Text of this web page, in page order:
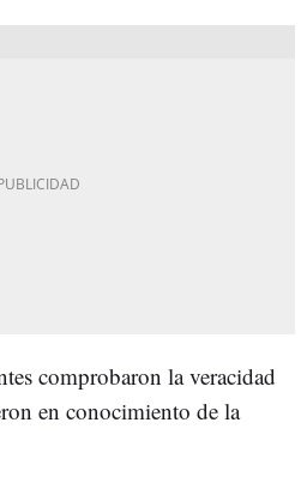
comprobaron la veracidad
en conocimiento de la